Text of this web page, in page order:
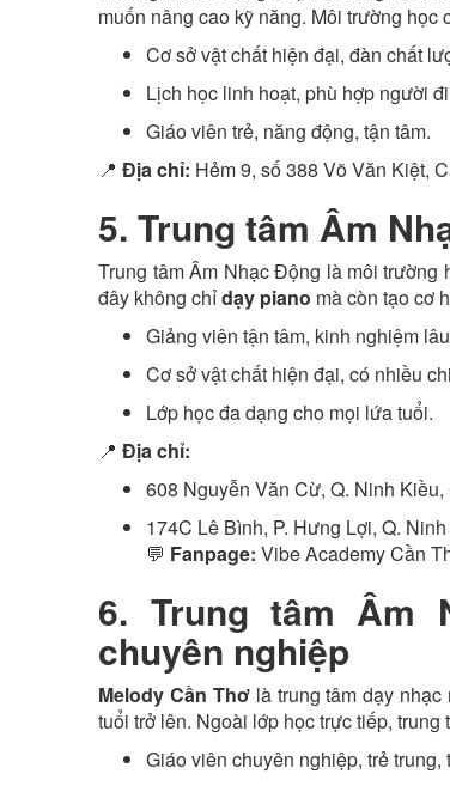
muốn nâng cao kỹ năng. Môi trường
Cơ sở vật chất hiện đại, đàn chất
Lịch học linh hoạt, phù hợp người
Giáo viên trẻ, năng động, tận tâm.
📍Địa chỉ: Hẻm 9, số 388 Võ Văn Kiệt,
5. Trung tâm Âm
Trung tâm Âm Nhạc Động là môi trường
đây không chỉdạy piano mà còn tạo cơ
Giảng viên tận tâm, kinh nghiệm
Cơ sở vật chất hiện đại, có nhiều
Lớp học đa dạng cho mọi lứa tuổi.
📍Địa chỉ:
608 Nguyễn Văn Cừ, Q. Ninh
174C Lê Bình, P. Hưng Lợi, Q.
💬 Fanpage: Vibe Academy Cần
6. Trung tâm Âm
chuyên nghiệp
Melody Cần Thơlà trung tâm dạy nhạc
tuổi trở lên. Ngoài lớp học trực tiếp,
Giáo viên chuyên nghiệp, trẻ trung,